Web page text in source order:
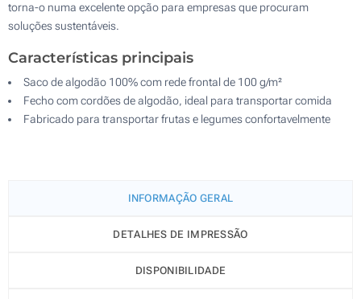
torna-o numa excelente opção para empresas que procuram
soluções sustentáveis.
Características principais
Saco de algodão 100% com rede frontal de 100 g/m²
Fecho com cordões de algodão, ideal para transportar comida
Fabricado para transportar frutas e legumes confortavelmente
INFORMAÇÃO GERAL
DETALHES DE IMPRESSÃO
DISPONIBILIDADE